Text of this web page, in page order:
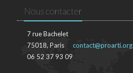
Nous contacter
7 rue Bachelet
75018, Paris
06 52 37 93 09
contact@proarti.org